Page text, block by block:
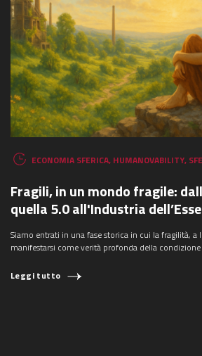
ECONOMIA SFERICA, HUMANOVABILITY,
Fragili, in un mondo fragile:
quella 5.0 all'Industria
Siamo entrati in una fase storica in cui la fragilità, a
manifestarsi come verità profonda della
Leggi tutto